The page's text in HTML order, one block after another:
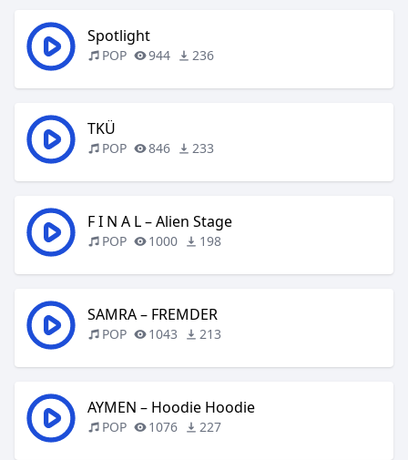
Spotlight
POP 944 236
TKÜ
POP 846 233
F I N A L – Alien Stage
POP 1000 198
SAMRA – FREMDER
POP 1043 213
AYMEN – Hoodie Hoodie
POP 1076 227